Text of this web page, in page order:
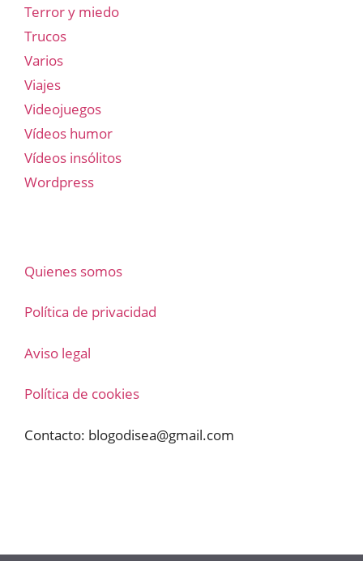
Terror y miedo
Trucos
Varios
Viajes
Videojuegos
Vídeos humor
Vídeos insólitos
Wordpress
Quienes somos
Política de privacidad
Aviso legal
Política de cookies
Contacto: blogodisea@gmail.com